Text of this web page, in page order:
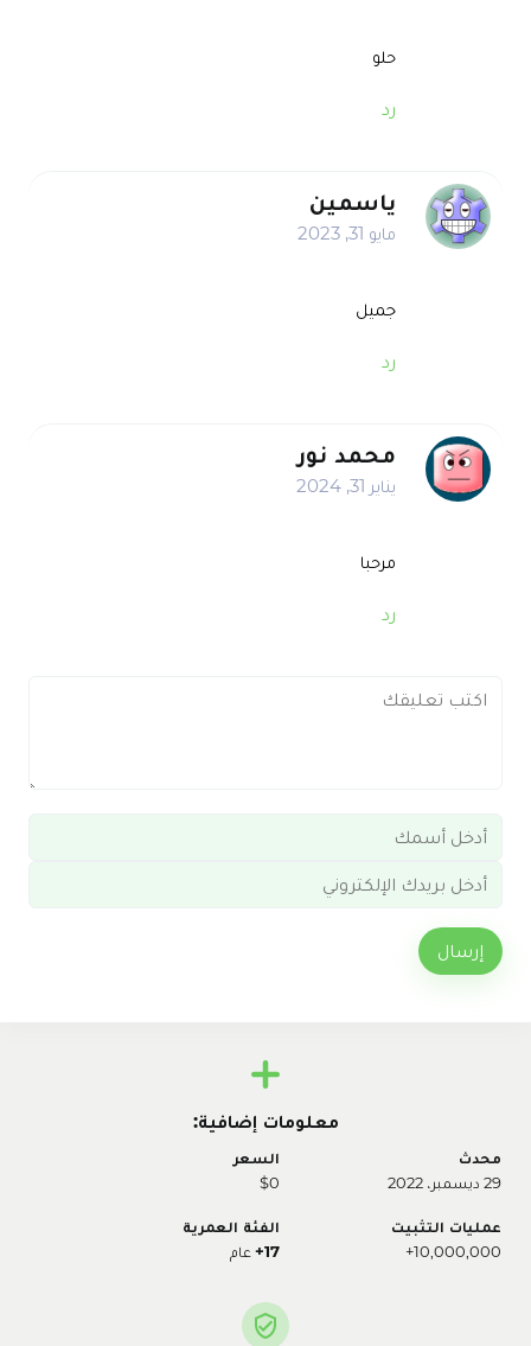
حلو
رد
ياسمين
مايو 31, 2023
جميل
رد
محمد نور
يناير 31, 2024
مرحبا
رد
إرسال
معلومات إضافية:
محدث
29 ديسمبر، 2022
السعر
$0
عمليات التثبيت
10,000,000+
الفئة العمرية
17+
عام